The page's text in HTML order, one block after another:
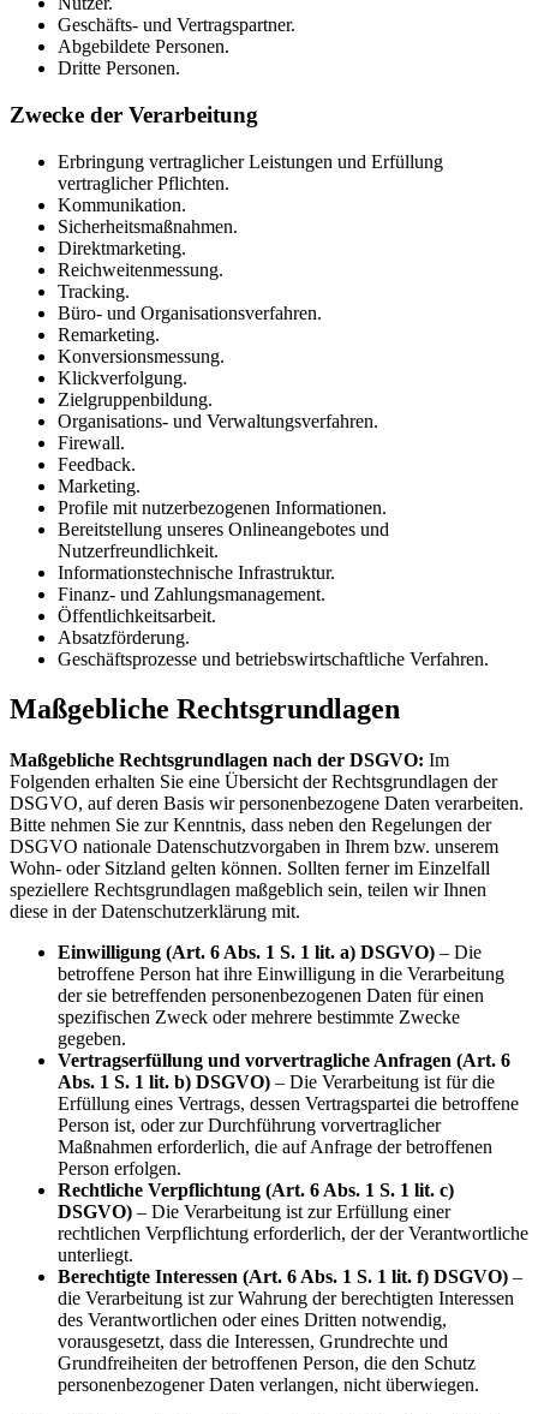
Geschäfts- und Vertragspartner.
Abgebildete Personen.
Dritte Personen.
Zwecke der Verarbeitung
Erbringung vertraglicher Leistungen und Erfüllung
vertraglicher Pflichten.
Kommunikation.
Sicherheitsmaßnahmen.
Direktmarketing.
Reichweitenmessung.
Tracking.
Büro- und Organisationsverfahren.
Remarketing.
Konversionsmessung.
Klickverfolgung.
Zielgruppenbildung.
Organisations- und Verwaltungsverfahren.
Firewall.
Feedback.
Marketing.
Profile mit nutzerbezogenen Informationen.
Bereitstellung unseres Onlineangebotes und
Nutzerfreundlichkeit.
Informationstechnische Infrastruktur.
Finanz- und Zahlungsmanagement.
Öffentlichkeitsarbeit.
Absatzförderung.
Geschäftsprozesse und betriebswirtschaftliche Verfahren.
Maßgebliche Rechtsgrundlagen
Maßgebliche Rechtsgrundlagen nach der DSGVO: Im
Folgenden erhalten Sie eine Übersicht der Rechtsgrundlagen der
DSGVO, auf deren Basis wir personenbezogene Daten verarbeiten.
Bitte nehmen Sie zur Kenntnis, dass neben den Regelungen der
DSGVO nationale Datenschutzvorgaben in Ihrem bzw. unserem
Wohn- oder Sitzland gelten können. Sollten ferner im Einzelfall
speziellere Rechtsgrundlagen maßgeblich sein, teilen wir Ihnen
diese in der Datenschutzerklärung mit.
Einwilligung (Art. 6 Abs. 1 S. 1 lit. a) DSGVO) – Die
betroffene Person hat ihre Einwilligung in die Verarbeitung
der sie betreffenden personenbezogenen Daten für einen
spezifischen Zweck oder mehrere bestimmte Zwecke
gegeben.
Vertragserfüllung und vorvertragliche Anfragen (Art. 6
Abs. 1 S. 1 lit. b) DSGVO) – Die Verarbeitung ist für die
Erfüllung eines Vertrags, dessen Vertragspartei die betroffene
Person ist, oder zur Durchführung vorvertraglicher
Maßnahmen erforderlich, die auf Anfrage der betroffenen
Person erfolgen.
Rechtliche Verpflichtung (Art. 6 Abs. 1 S. 1 lit. c)
DSGVO) – Die Verarbeitung ist zur Erfüllung einer
rechtlichen Verpflichtung erforderlich, der der Verantwortliche
unterliegt.
Berechtigte Interessen (Art. 6 Abs. 1 S. 1 lit. f) DSGVO) –
die Verarbeitung ist zur Wahrung der berechtigten Interessen
des Verantwortlichen oder eines Dritten notwendig,
vorausgesetzt, dass die Interessen, Grundrechte und
Grundfreiheiten der betroffenen Person, die den Schutz
personenbezogener Daten verlangen, nicht überwiegen.